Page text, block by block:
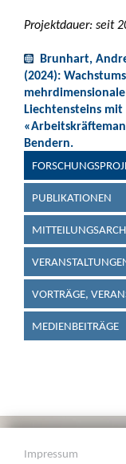
Projektdauer: seit
Brunhart,
(2024):
Liechtensteins mit
Bendern.
PUBLIKATIONEN
VORTRÄGE,
MEDIENBEITRÄGE
Impressum